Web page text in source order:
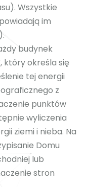
Wszystkie
im
budynek
który określa się
tej energii
z
punktów
wyliczenia
ziemi i nieba. Na
Domu
lub
stron